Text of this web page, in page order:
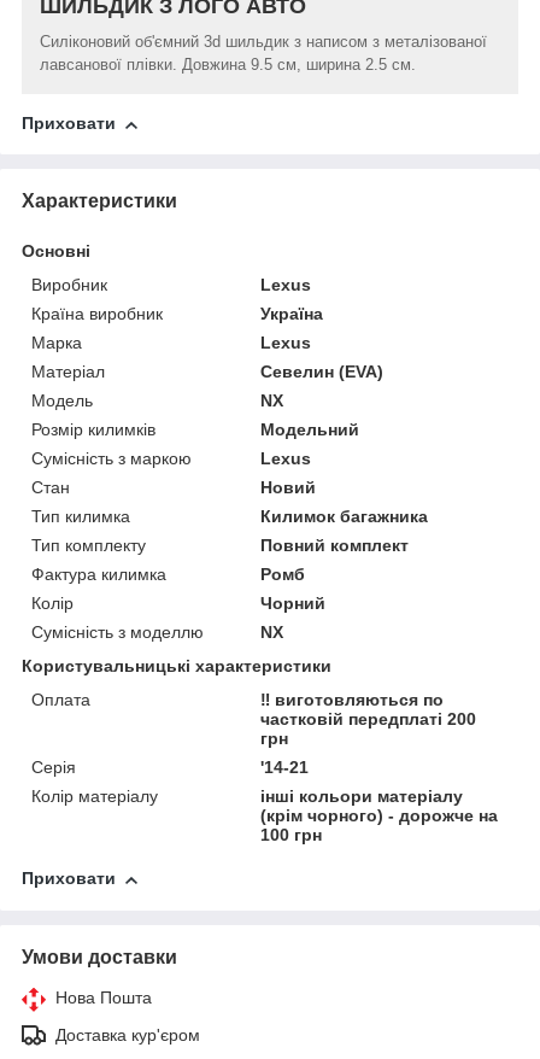
ШИЛЬДИК З ЛОГО АВТО
Силіконовий об'ємний 3d шильдик з написом з металізованої
лавсанової плівки. Довжина 9.5 см, ширина 2.5 см.
Приховати
Характеристики
Основні
Виробник
Lexus
Країна виробник
Україна
Марка
Lexus
Матеріал
Севелин (EVA)
Модель
NX
Розмір килимків
Модельний
Сумісність з маркою
Lexus
Стан
Новий
Тип килимка
Килимок багажника
Тип комплекту
Повний комплект
Фактура килимка
Ромб
Колір
Чорний
Сумісність з моделлю
NX
Користувальницькі характеристики
Оплата
‼️ виготовляються по
частковій передплаті 200
грн
Серія
'14-21
Колір матеріалу
інші кольори матеріалу
(крім чорного) - дорожче на
100 грн
Приховати
Умови доставки
Нова Пошта
Доставка кур'єром